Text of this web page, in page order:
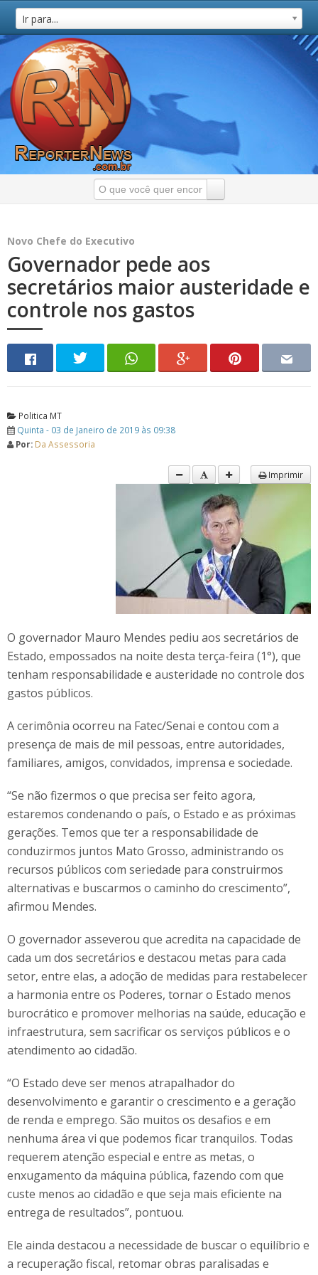
Ir para...
Novo Chefe do Executivo
Governador pede aos
secretários maior austeridade e
controle nos gastos
Politica MT
Quinta - 03 de Janeiro de 2019 às 09:38
Por: Da Assessoria
Imprimir
O governador Mauro Mendes pediu aos secretários de
Estado, empossados na noite desta terça-feira (1°), que
tenham responsabilidade e austeridade no controle dos
gastos públicos.
A cerimônia ocorreu na Fatec/Senai e contou com a
presença de mais de mil pessoas, entre autoridades,
familiares, amigos, convidados, imprensa e sociedade.
“Se não fizermos o que precisa ser feito agora,
estaremos condenando o país, o Estado e as próximas
gerações. Temos que ter a responsabilidade de
conduzirmos juntos Mato Grosso, administrando os
recursos públicos com seriedade para construirmos
alternativas e buscarmos o caminho do crescimento”,
afirmou Mendes.
O governador asseverou que acredita na capacidade de
cada um dos secretários e destacou metas para cada
setor, entre elas, a adoção de medidas para restabelecer
a harmonia entre os Poderes, tornar o Estado menos
burocrático e promover melhorias na saúde, educação e
infraestrutura, sem sacrificar os serviços públicos e o
atendimento ao cidadão.
“O Estado deve ser menos atrapalhador do
desenvolvimento e garantir o crescimento e a geração
de renda e emprego. São muitos os desafios e em
nenhuma área vi que podemos ficar tranquilos. Todas
requerem atenção especial e entre as metas, o
enxugamento da máquina pública, fazendo com que
custe menos ao cidadão e que seja mais eficiente na
entrega de resultados”, pontuou.
Ele ainda destacou a necessidade de buscar o equilíbrio e
a recuperação fiscal, retomar obras paralisadas e